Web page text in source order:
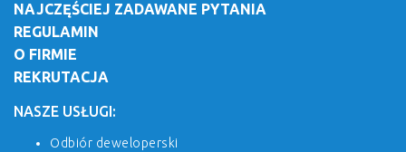
NAJCZĘŚCIEJ ZADAWANE PYTANIA
REGULAMIN
O FIRMIE
REKRUTACJA
NASZE USŁUGI:
Odbiór deweloperski